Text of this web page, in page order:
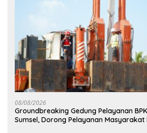
08/08/2026
Groundbreaking Gedung Pelayanan
Sumsel, Dorong Pelayanan Masyarakat